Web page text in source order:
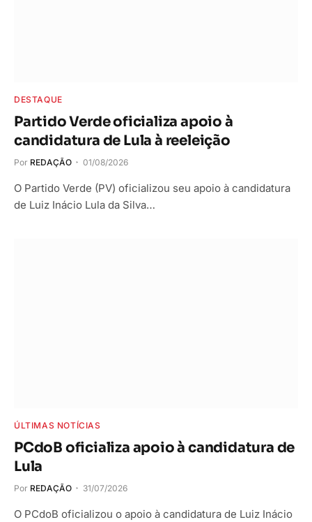
DESTAQUE
Partido Verde oficializa apoio à
candidatura de Lula à reeleição
Por REDAÇÃO 01/08/2026
O Partido Verde (PV) oficializou seu apoio à candidatura
de Luiz Inácio Lula da Silva…
ÚLTIMAS NOTÍCIAS
PCdoB oficializa apoio à candidatura de
Lula
Por REDAÇÃO 31/07/2026
O PCdoB oficializou o apoio à candidatura de Luiz Inácio